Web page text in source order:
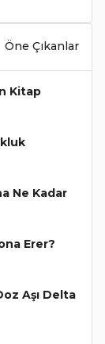
Öne Çıkanlar
Kitap
Ne Kadar
Erer?
Aşı Delta